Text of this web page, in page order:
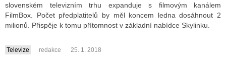
slovenském televizním trhu expanduje s filmovým kanálem
FilmBox. Počet předplatitelů by měl koncem ledna dosáhnout 2
milionů. Přispěje k tomu přítomnost v základní nabídce Skylinku.
....
Televize redakce 25. 1. 2018